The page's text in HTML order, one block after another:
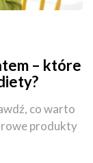
– które
co warto
produkty